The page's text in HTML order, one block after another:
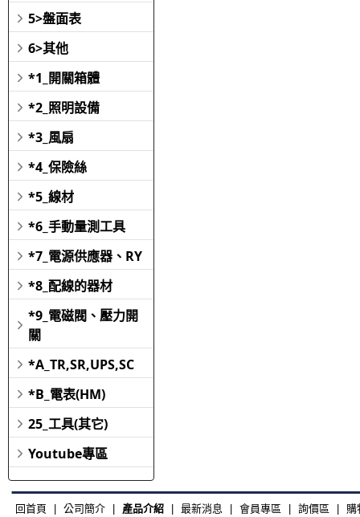
5>盤面表
6>其他
*1_開關箱體
*2_照明設備
*3_風扇
*4_保險絲
*5_線材
*6_手動量測工具
*7_電源供應器、RY
*8_配線的器材
*9_電磁閥、壓力開
關
*A_TR,SR,UPS,SC
*B_電表(HM)
25_工具(其它)
Youtube專區
回首頁 公司簡介| 產品介紹| 最新消息 會員專區 詢價區 購